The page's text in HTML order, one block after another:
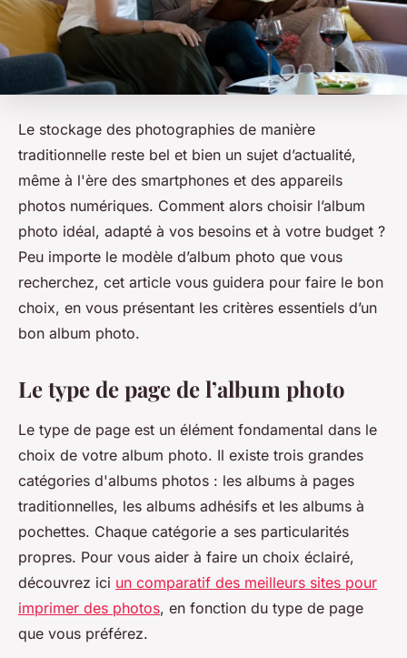
Le stockage des photographies de manière
traditionnelle reste bel et bien un sujet d’actualité,
même à l'ère des smartphones et des appareils
photos numériques. Comment alors choisir l’album
photo idéal, adapté à vos besoins et à votre budget ?
Peu importe le modèle d’album photo que vous
recherchez, cet article vous guidera pour faire le bon
choix, en vous présentant les critères essentiels d’un
bon album photo.
Le type de page de l’album photo
Le type de page est un élément fondamental dans le
choix de votre album photo. Il existe trois grandes
catégories d'albums photos : les albums à pages
traditionnelles, les albums adhésifs et les albums à
pochettes. Chaque catégorie a ses particularités
propres. Pour vous aider à faire un choix éclairé,
découvrez ici un comparatif des meilleurs sites pour
imprimer des photos, en fonction du type de page
que vous préférez.